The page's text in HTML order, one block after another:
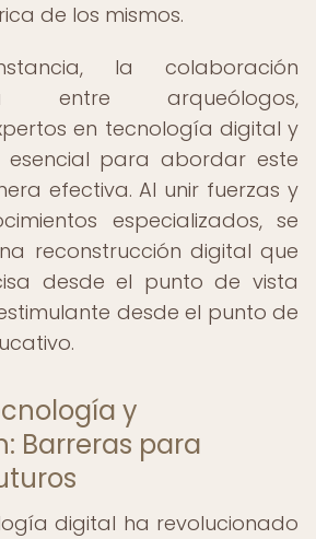
de los mismos.
la colaboración
entre arqueólogos,
en tecnología digital y
esencial para abordar este
efectiva. Al unir fuerzas y
especializados, se
reconstrucción digital que
desde el punto de vista
desde el punto de
y
Barreras para
digital ha revolucionado